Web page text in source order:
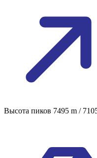
Высота пиков 7495 m /